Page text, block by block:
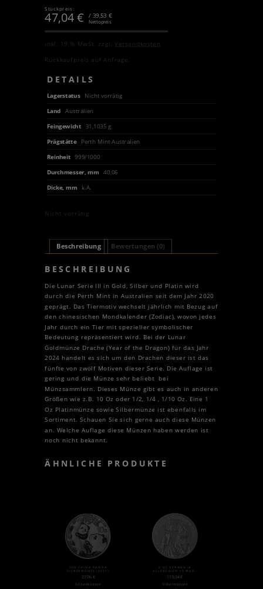
Stückpreis:
47,04€ / 39,53 €
Nettopreis
inkl. 19 % MwSt. zzgl.Versandkosten
Rückkaufpreis auf Anfrage.
DETAILS
Lagerstatus
Nicht vorrätig
Land
Australien
Feingewicht
31,1035 g
Prägstätte
Perth Mint Australien
Reinheit 999/1000
Durchmesser, mm
40,06
Dicke, mm
k.A.
Nicht vorrätig
Beschreibung Bewertungen (0)
BESCHREIBUNG
Die Lunar Serie III in Gold, Silber und Platin wird
durch die Perth Mint in Australien seit dem Jahr 2020
geprägt. Das Tiermotiv wechselt jährlich mit Bezug auf
den chinesischen Mondkalender (Zodiac), wovon jedes
Jahr durch ein Tier mit spezieller symbolischer
Bedeutung repräsentiert wird. Bei der Lunar
Goldmünze Drache (Year of the Dragon) für das Jahr
2024 handelt es sich um den Drachen dieser ist das
fünfte von zwölf Motiven dieser Serie. Die Auflage ist
gering und die Münze sehr beliebt bei
Münzsammlern. Dieses Münze gibt es auch in anderen
Größen wie z.B. 10 Oz oder 1/2, 1/4 , 1/10 Oz. Eine 1
Oz Platinmünze sowie Silbermünze ist ebenfalls im
Sortiment. Schauen Sie sich gerne auch diese Münzen
an. Welche Auflage diese Münzen haben werden ist
noch nicht bekannt.
ÄHNLICHE PRODUKTE
30G CHINA PANDA
SILBERMÜNZE (2021)
27,06 €
Silbermünzen
2 OZ GERMANIA
ALLEGORIEN 10 MARK
113,34€
Silbermünzen